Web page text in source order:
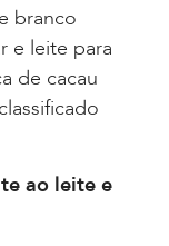
branco
e leite para
de cacau
ao leite e